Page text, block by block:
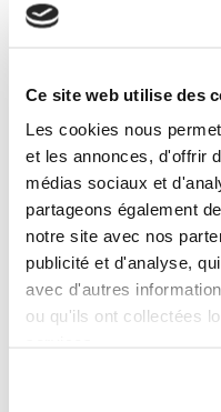
Ce site web utilise des
Les cookies nous
et les annonces, d'offrir
médias sociaux et
partageons également
notre site avec nos
publicité et d'analyse,
avec d'autres
ou qu'ils ont collectées